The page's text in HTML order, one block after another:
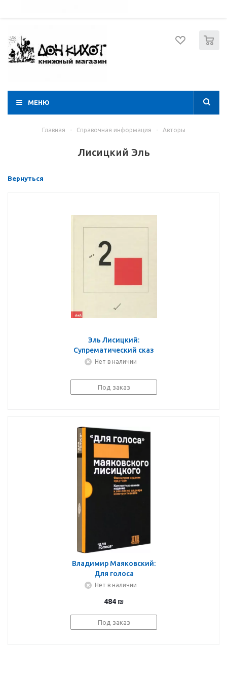
МЕНЮ
Главная - Справочная информация - Авторы
Лисицкий Эль
Вернуться
Эль Лисицкий:
Супрематический сказ
про два квадрата
Нет в наличии
Под заказ
Владимир Маяковский:
Для голоса
Маяковского/
Комментированное
издание
Нет в наличии
484 ₪
Под заказ